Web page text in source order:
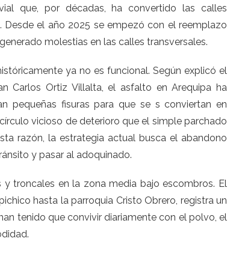
que, por décadas, ha convertido las calles
el año 2025 se empezó con el reemplazo
molestias en las calles transversales.
ya no es funcional. Según explicó el
Carlos Ortiz Villalta, el asfalto en Arequipa ha
pequeñas fisuras para que se s conviertan en
vicioso de deterioro que el simple parchado
razón, la estrategia actual busca el abandono
y pasar al adoquinado.
troncales en la zona media bajo escombros. El
hasta la parroquia Cristo Obrero, registra un
tenido que convivir diariamente con el polvo, el